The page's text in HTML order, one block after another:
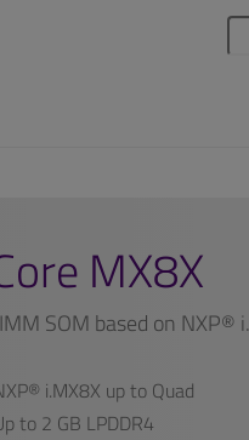
MX8X
SOM based on NXP®
i.MX8X up to Quad
to 2 GB LPDDR4